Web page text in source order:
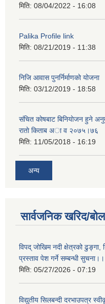
मिति: 08/04/2022 - 16:08
Palika Profile link
मिति: 08/21/2019 - 11:38
निजि आवास पुनर्निर्माणको योजना
मिति: 03/12/2019 - 18:58
संचित काेषबाट बिनियाेजन हुने
राताे किताब अा‍ व २‍०७५।७६
मिति: 11/05/2018 - 16:19
अन्य
सार्वजनिक खरिद/
विपद् जोखिम नदी क्षेत्रको ढुङ्गा,
प्रस्ताव पेश गर्ने सम्बन्धी
मिति: 05/27/2026 - 07:19
विद्युतीय सिलबन्दी दरभाउपत्र